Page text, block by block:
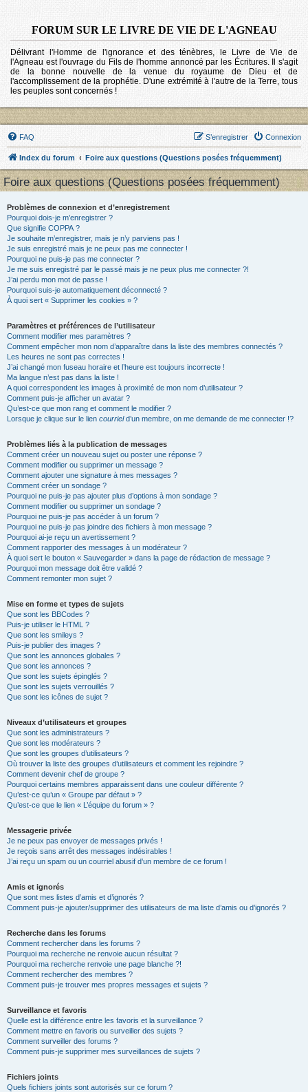
FORUM SUR LE LIVRE DE VIE DE L'AGNEAU
Délivrant l'Homme de l'ignorance et des ténèbres, le Livre de Vie de
l'Agneau est l'ouvrage du Fils de l'homme annoncé par les Écritures. Il s'agit
de la bonne nouvelle de la venue du royaume de Dieu et de
l'accomplissement de la prophétie. D'une extrémité à l'autre de la Terre, tous
les peuples sont concernés !
FAQ Connexion
S’enregistrer
Index du forum Foire aux questions (Questions posées fréquemment)
Foire aux questions (Questions posées fréquemment)
Problèmes de connexion et d’enregistrement
Pourquoi dois-je m’enregistrer ?
Que signifie COPPA ?
Je souhaite m’enregistrer, mais je n’y parviens pas !
Je suis enregistré mais je ne peux pas me connecter !
Pourquoi ne puis-je pas me connecter ?
Je me suis enregistré par le passé mais je ne peux plus me connecter ?!
J’ai perdu mon mot de passe !
Pourquoi suis-je automatiquement déconnecté ?
À quoi sert « Supprimer les cookies » ?
Paramètres et préférences de l’utilisateur
Comment modifier mes paramètres ?
Comment empêcher mon nom d’apparaître dans la liste des membres connectés ?
Les heures ne sont pas correctes !
J’ai changé mon fuseau horaire et l’heure est toujours incorrecte !
Ma langue n’est pas dans la liste !
A quoi correspondent les images à proximité de mon nom d’utilisateur ?
Comment puis-je afficher un avatar ?
Qu’est-ce que mon rang et comment le modifier ?
Lorsque je clique sur le lien courrield’un membre, on me demande de me connecter !?
Problèmes liés à la publication de messages
Comment créer un nouveau sujet ou poster une réponse ?
Comment modifier ou supprimer un message ?
Comment ajouter une signature à mes messages ?
Comment créer un sondage ?
Pourquoi ne puis-je pas ajouter plus d’options à mon sondage ?
Comment modifier ou supprimer un sondage ?
Pourquoi ne puis-je pas accéder à un forum ?
Pourquoi ne puis-je pas joindre des fichiers à mon message ?
Pourquoi ai-je reçu un avertissement ?
Comment rapporter des messages à un modérateur ?
À quoi sert le bouton « Sauvegarder » dans la page de rédaction de message ?
Pourquoi mon message doit être validé ?
Comment remonter mon sujet ?
Mise en forme et types de sujets
Que sont les BBCodes ?
Puis-je utiliser le HTML ?
Que sont les smileys ?
Puis-je publier des images ?
Que sont les annonces globales ?
Que sont les annonces ?
Que sont les sujets épinglés ?
Que sont les sujets verrouillés ?
Que sont les icônes de sujet ?
Niveaux d’utilisateurs et groupes
Que sont les administrateurs ?
Que sont les modérateurs ?
Que sont les groupes d’utilisateurs ?
Où trouver la liste des groupes d’utilisateurs et comment les rejoindre ?
Comment devenir chef de groupe ?
Pourquoi certains membres apparaissent dans une couleur différente ?
Qu’est-ce qu’un « Groupe par défaut » ?
Qu’est-ce que le lien « L’équipe du forum » ?
Messagerie privée
Je ne peux pas envoyer de messages privés !
Je reçois sans arrêt des messages indésirables !
J’ai reçu un spam ou un courriel abusif d’un membre de ce forum !
Amis et ignorés
Que sont mes listes d’amis et d’ignorés ?
Comment puis-je ajouter/supprimer des utilisateurs de ma liste d’amis ou d’ignorés ?
Recherche dans les forums
Comment rechercher dans les forums ?
Pourquoi ma recherche ne renvoie aucun résultat ?
Pourquoi ma recherche renvoie une page blanche ?!
Comment rechercher des membres ?
Comment puis-je trouver mes propres messages et sujets ?
Surveillance et favoris
Quelle est la différence entre les favoris et la surveillance ?
Comment mettre en favoris ou surveiller des sujets ?
Comment surveiller des forums ?
Comment puis-je supprimer mes surveillances de sujets ?
Fichiers joints
Quels fichiers joints sont autorisés sur ce forum ?